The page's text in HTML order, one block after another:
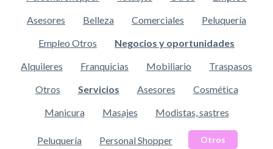
Asesores
Belleza Comerciales
Peluquería
Empleo Otros
Negocios y oportunidades
Alquileres
Franquicias Mobiliario
Traspasos
Otros
Servicios Asesores
Cosmética
Manicura
Masajes Modistas, sastres
Peluquería Personal Shopper Otros